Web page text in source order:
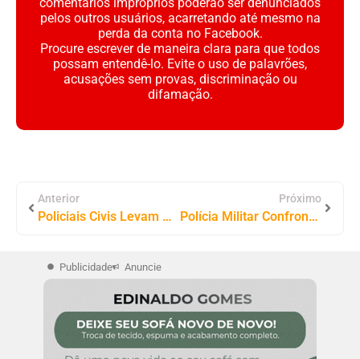
comentários impróprios poderão ser denunciados
pelos outros usuários, acarretando até mesmo na
perda da conta no Facebook.
Procure escrever de maneira clara para que todos
possam entendê-lo. Evite o uso de palavrões,
acusações sem provas, discriminação ou
difamação.
Anterior
Policiais Civis Levam Ações Socioeducativas a Escolas Do Jalapão Com a Operação Caminhos Seguros
Próximo
Polícia Militar Confronta Assaltantes e Recupera Veículos Roubados em Palmeiras do Tocantins
Publicidade Anuncie